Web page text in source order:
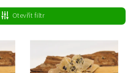
Otevřít filtr